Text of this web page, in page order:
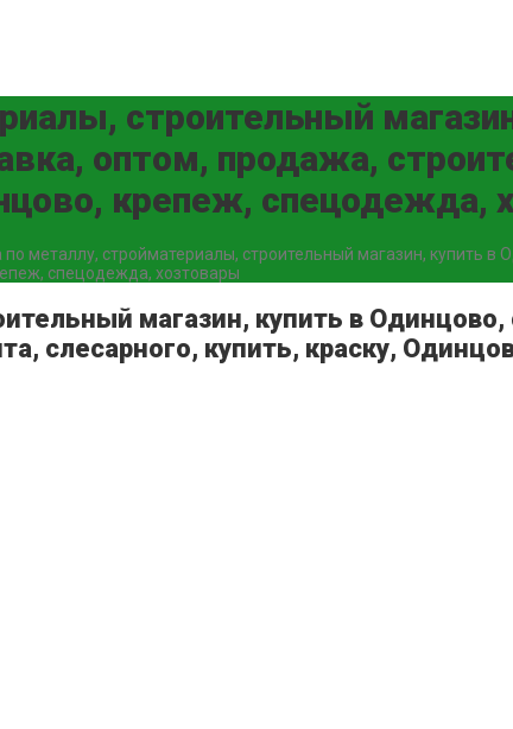
строительный
оптом, продажа,
крепеж, спецодежда,
по металлу, стройматериалы, строительный магазин, купить
спецодежда, хозтовары
магазин, купить в
слесарного, купить, краску,